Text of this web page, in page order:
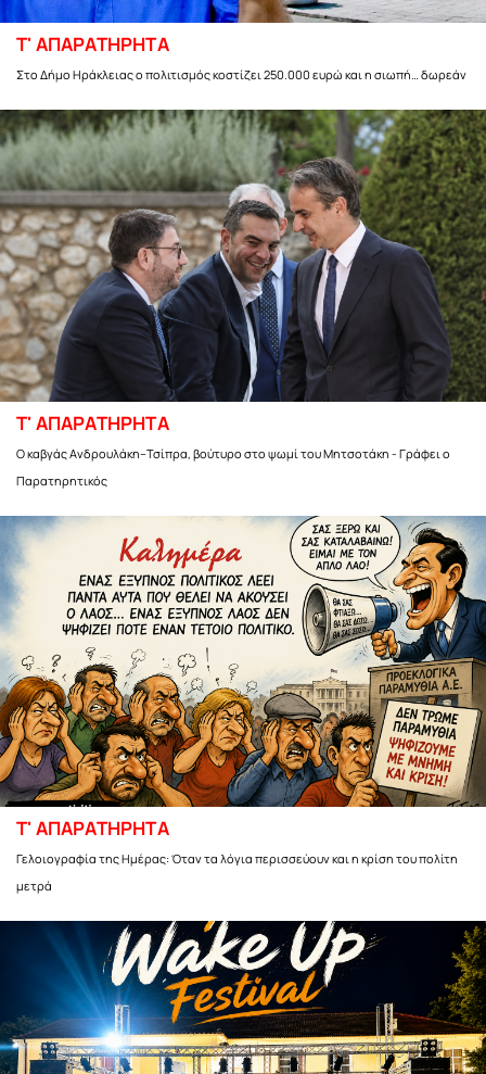
Τ' ΑΠΑΡΑΤΗΡΗΤΑ
Στο Δήμο Ηράκλειας ο πολιτισμός κοστίζει 250.000 ευρώ και η σιωπή… δωρεάν
Τ' ΑΠΑΡΑΤΗΡΗΤΑ
Ο καβγάς Ανδρουλάκη–Τσίπρα, βούτυρο στο ψωμί του Μητσοτάκη - Γράφει ο
Παρατηρητικός
Τ' ΑΠΑΡΑΤΗΡΗΤΑ
Γελοιογραφία της Ημέρας: Όταν τα λόγια περισσεύουν και η κρίση του πολίτη
μετρά